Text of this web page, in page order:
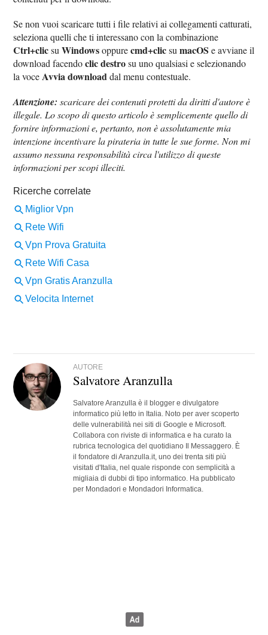
Se non vuoi scaricare tutti i file relativi ai collegamenti catturati,
seleziona quelli che ti interessano con la combinazione
Ctrl+clicsuWindowsoppurecmd+clicsumacOS e avviane il
download facendoclic destrosu uno qualsiasi e selezionando
la voce Avvia downloaddal menu contestuale.
Attenzione: scaricare dei contenuti protetti da diritti d'autore è
illegale. Lo scopo di questo articolo è semplicemente quello di
fornire informazioni e, pertanto, non è assolutamente mia
intenzione incentivare la pirateria in tutte le sue forme. Non mi
assumo nessuna responsabilità circa l'utilizzo di queste
informazioni per scopi illeciti.
AUTORE
Salvatore Aranzulla
Salvatore Aranzulla è il blogger e divulgatore
informatico più letto in Italia. Noto per aver scoperto
delle vulnerabilità nei siti di Google e Microsoft.
Collabora con riviste di informatica e ha curato la
rubrica tecnologica del quotidiano Il Messaggero. È
il fondatore di Aranzulla.it, uno dei trenta siti più
visitati d'Italia, nel quale risponde con semplicità a
migliaia di dubbi di tipo informatico. Ha pubblicato
per Mondadori e Mondadori Informatica.